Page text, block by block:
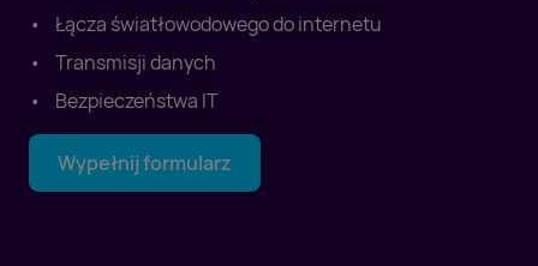
Łącza światłowodowego do internetu
Transmisji danych
Bezpieczeństwa IT
Wypełnij formularz